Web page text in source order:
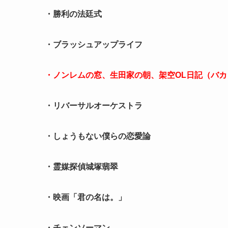
・勝利の法廷式
・ブラッシュアップライフ
・ノンレムの窓、生田家の朝、架空OL日記（バカ
・リバーサルオーケストラ
・しょうもない僕らの恋愛論
・霊媒探偵城塚翡翠
・映画「君の名は。」